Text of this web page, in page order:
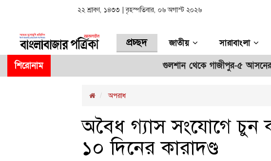
২২ শ্রাবণ, ১৪৩৩ | বৃহস্পতিবার, ০৬ অগাস্ট ২০২৬
প্রচ্ছদ জাতীয় সারাবাংলা
শিরোনাম গুলশান থেকে গাজীপুর-৫ আসনের
অপরাধ
অবৈধ গ্যাস সংযোগে চুন
১০ দিনের কারাদণ্ড